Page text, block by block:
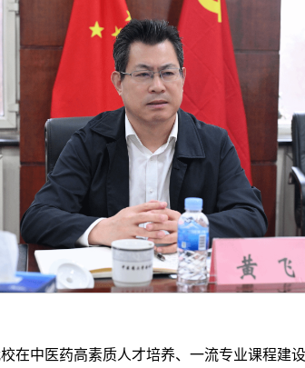
在中医药高素质人才培养、一流专业课程建